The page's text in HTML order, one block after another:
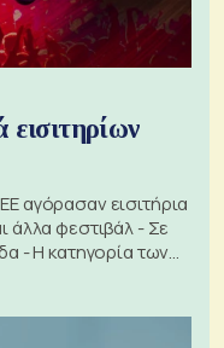
αγόρασαν εισιτήρια
άλλα φεστιβάλ - Σε
- Η κατηγορία των